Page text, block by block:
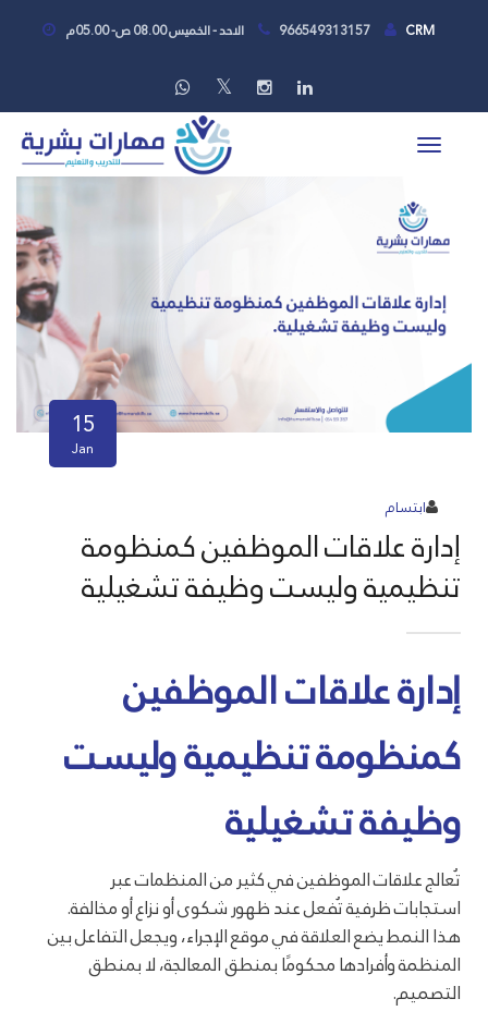
الاحد - الخميس 08.00 ص- 05.00م 966549313157 CRM
15
Jan
ابتسام
إدارة علاقات الموظفين كمنظومة
تنظيمية وليست وظيفة تشغيلية
إدارة علاقات الموظفين
كمنظومة تنظيمية وليست
وظيفة تشغيلية
تُعالج علاقات الموظفين في كثير من المنظمات عبر
استجابات ظرفية تُفعل عند ظهور شكوى أو نزاع أو مخالفة.
هذا النمط يضع العلاقة في موقع الإجراء، ويجعل التفاعل بين
المنظمة وأفرادها محكومًا بمنطق المعالجة، لا بمنطق
التصميم.